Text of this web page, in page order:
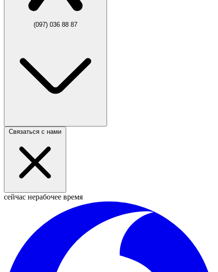
(097) 036 88 87
Связаться с нами
сейчас нерабочее время